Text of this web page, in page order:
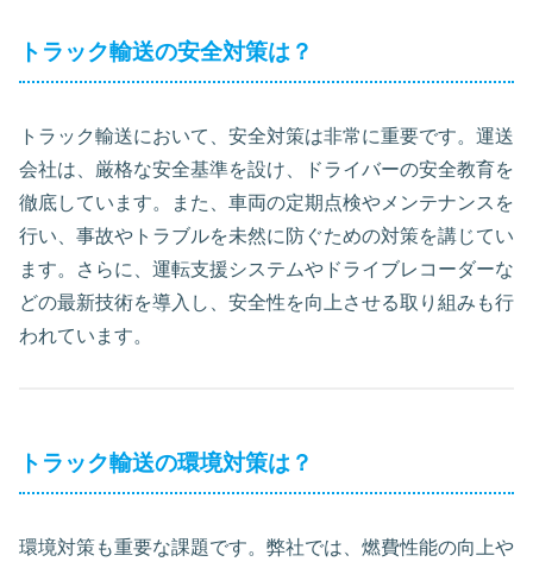
トラック輸送の安全対策は？
トラック輸送において、安全対策は非常に重要です。運送
会社は、厳格な安全基準を設け、ドライバーの安全教育を
徹底しています。また、車両の定期点検やメンテナンスを
行い、事故やトラブルを未然に防ぐための対策を講じてい
ます。さらに、運転支援システムやドライブレコーダーな
どの最新技術を導入し、安全性を向上させる取り組みも行
われています。
トラック輸送の環境対策は？
環境対策も重要な課題です。弊社では、燃費性能の向上や